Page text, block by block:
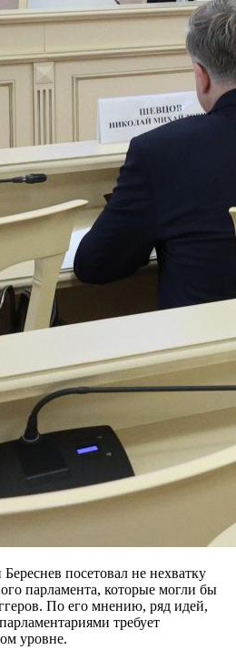
посетовал не нехватку
парламента, которые могли бы
По его мнению, ряд идей,
требует
уровне.